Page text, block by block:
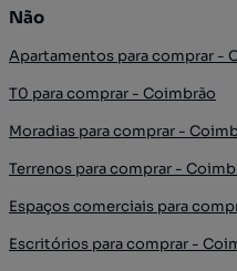
Não
Apartamentos para comprar -
T0 para comprar - Coimbrão
Moradias para comprar -
Terrenos para comprar -
Espaços comerciais para
Escritórios para comprar -